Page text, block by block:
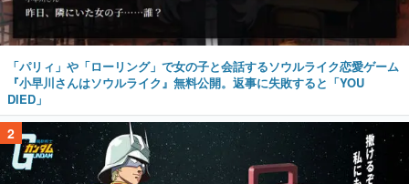
「パリィ」や「ローリング」で女の子と会話するソウルライク恋愛ゲーム
『小早川さんはソウルライク』無料公開。返事に失敗すると「YOU
DIED」
2